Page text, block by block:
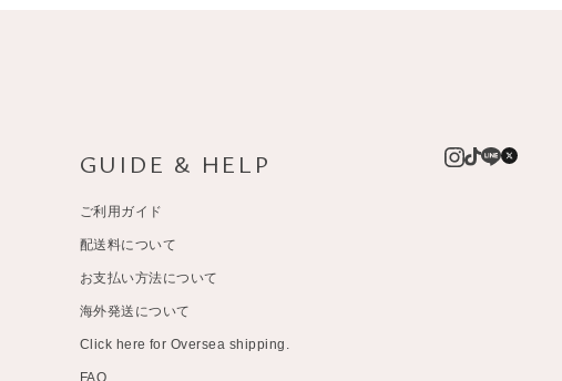
GUIDE & HELP
ご利用ガイド
配送料について
お支払い方法について
海外発送について
Click here for Oversea shipping.
FAQ